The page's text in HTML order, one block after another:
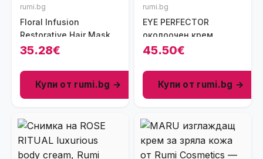
rumi.bg
Floral Infusion
Restorative Hair Mask -
Step 2
35.28€
Купи от rumi.bg →
rumi.bg
EYE PERFECTOR
околоочен крем
45.50€
Купи от rumi.bg →